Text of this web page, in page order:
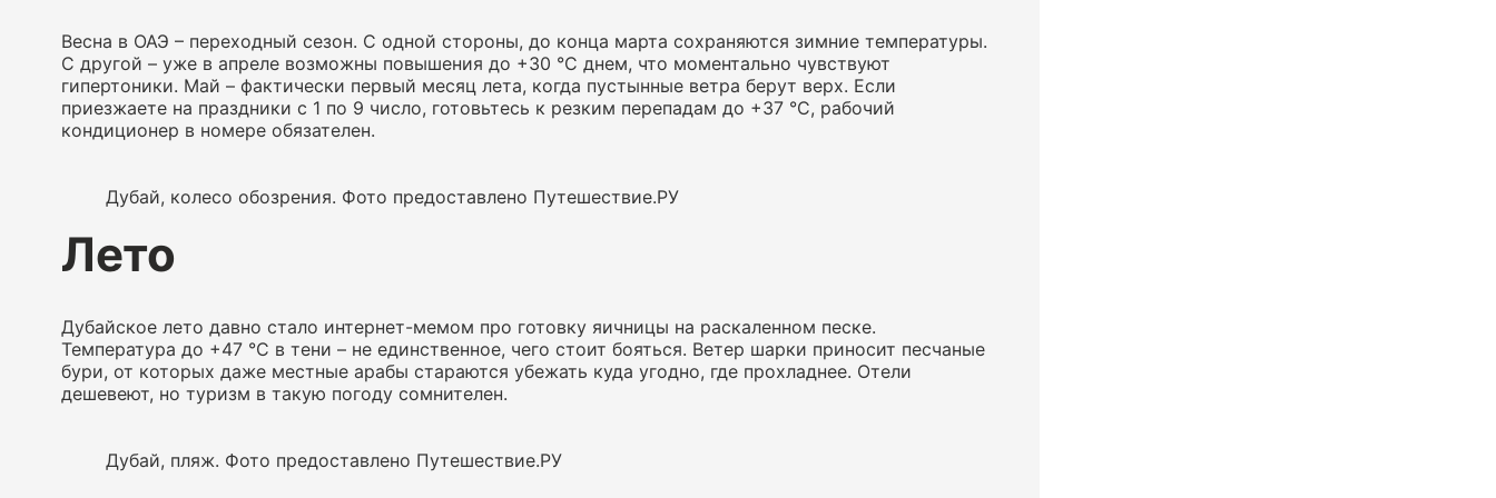
Весна в ОАЭ – переходный сезон. С одной стороны, до конца марта сохраняются зимние температуры.
С другой – уже в апреле возможны повышения до +30 °C днем, что моментально чувствуют
гипертоники. Май – фактически первый месяц лета, когда пустынные ветра берут верх. Если
приезжаете на праздники с 1 по 9 число, готовьтесь к резким перепадам до +37 °C, рабочий
кондиционер в номере обязателен.
Дубай, колесо обозрения. Фото предоставлено Путешествие.РУ
Лето
Дубайское лето давно стало интернет-мемом про готовку яичницы на раскаленном песке.
Температура до +47 °C в тени – не единственное, чего стоит бояться. Ветер шарки приносит песчаные
бури, от которых даже местные арабы стараются убежать куда угодно, где прохладнее. Отели
дешевеют, но туризм в такую погоду сомнителен.
Дубай, пляж. Фото предоставлено Путешествие.РУ